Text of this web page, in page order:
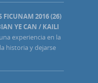
FICUNAM 2016 (26)
YE CAN / KAILI
experiencia en la
historia y dejarse